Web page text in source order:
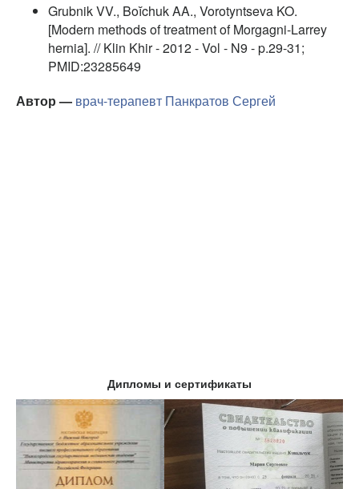
Grubnik VV., Boĭchuk AA., Vorotyntseva KO.
[Modern methods of treatment of Morgagni-Larrey
hernia]. // Klin Khir - 2012 - Vol - N9 - p.29-31;
PMID:23285649
Автор — врач-терапевт Панкратов Сергей
Дипломы и сертификаты